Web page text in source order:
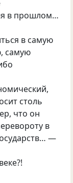
в прошлом…
в самую
самую
столь
что он
в
—